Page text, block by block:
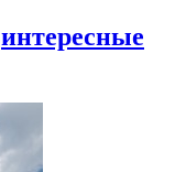
интересные